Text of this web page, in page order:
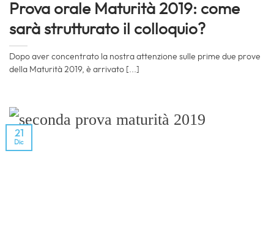
Prova orale Maturità 2019: come
sarà strutturato il colloquio?
Dopo aver concentrato la nostra attenzione sulle prime due prove
della Maturità 2019, è arrivato [...]
21
Dic